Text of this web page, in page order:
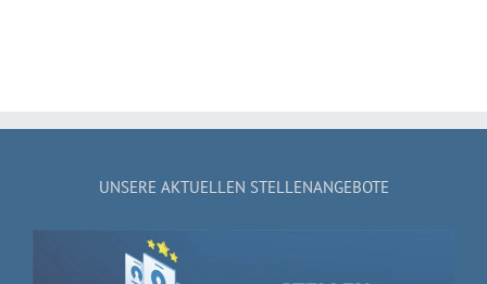
UNSERE AKTUELLEN STELLENANGEBOTE